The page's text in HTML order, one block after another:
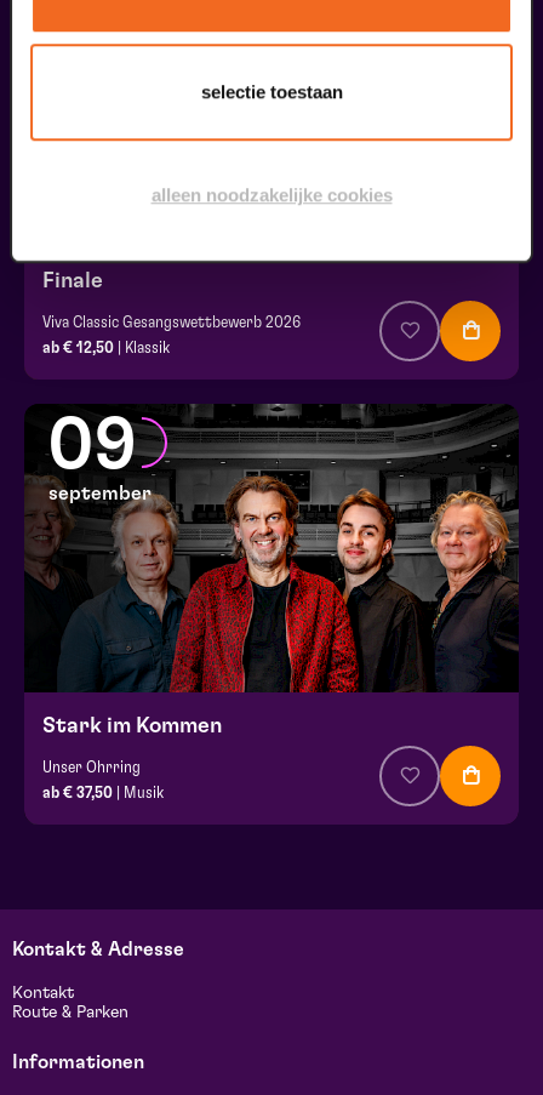
selectie toestaan
alleen noodzakelijke cookies
augustus
Finale
Viva Classic Gesangswettbewerb 2026
ab € 12,50 | Klassik
09
september
Stark im Kommen
Unser Ohrring
ab € 37,50 | Musik
Kontakt & Adresse
Kontakt
Route & Parken
Informationen